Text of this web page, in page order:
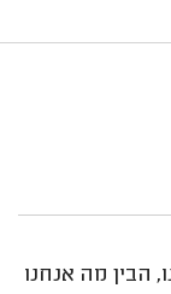
הבין מה אנחנו